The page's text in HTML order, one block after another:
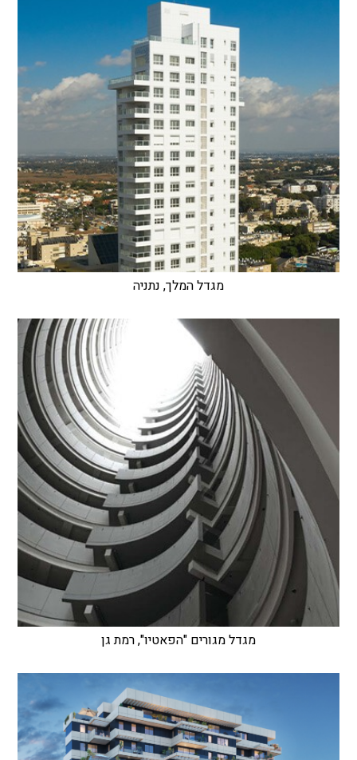
מגדל המלך, נתניה
מגדל מגורים "הפאטיו", רמת גן